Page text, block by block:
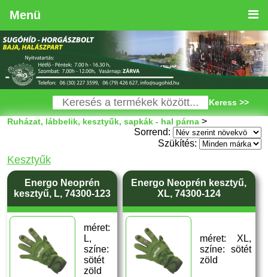
Menü
Keress >>
Ruházat, lábbelik, kesztyűk, sapkák - hal párna>
Sorrend:
Szükítés:
Kesztyűk
Energo Neoprén
kesztyű, L, 74300-123
méret:
L,
színe:
sötét
zöld
Energo Neoprén kesztyű,
XL, 74300-124
méret: XL,
színe: sötét
zöld